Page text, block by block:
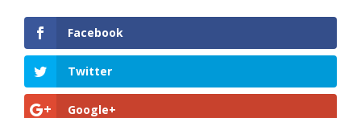
Facebook
Twitter
Google+